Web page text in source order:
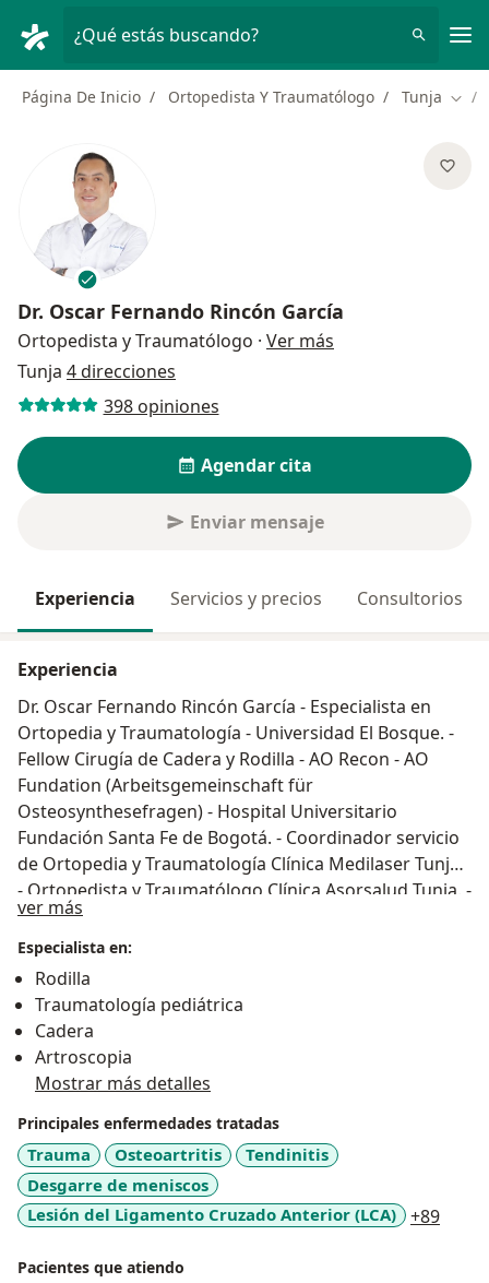
¿Qué estás buscando?
Página De Inicio Ortopedista Y Traumatólogo Tunja
Dr. Oscar Fernando Rincón García
Ortopedista y Traumatólogo · Ver más
Tunja 4 direcciones
398 opiniones
Agendar cita
Enviar mensaje
Experiencia Servicios y precios Consultorios
Experiencia
Dr. Oscar Fernando Rincón García - Especialista en
Ortopedia y Traumatología - Universidad El Bosque. -
Fellow Cirugía de Cadera y Rodilla - AO Recon - AO
Fundation (Arbeitsgemeinschaft für
Osteosynthesefragen) - Hospital Universitario
Fundación Santa Fe de Bogotá. - Coordinador servicio
de Ortopedia y Traumatología Clínica Medilaser Tunja.
- Ortopedista y Traumatólogo Clínica Asorsalud Tunja. -
Ortopedista y Traumatólogo Clinica Cancerológica de
Boyacá. - Ortopedista y Traumatólogo Hospital
Regional de Duitama. - Ortopedista y Traumatólogo
Hospital Metropolitano de Tunja. - Miembro titular
Sociedad Colombiana de Cirugía Ortopédica y
Traumatología. - Miembro de la Sociedad Colombiana
de Cirugía de Cadera y Rodilla. - Miembro de la
Sociedad Colombiana de Artroscópia y Traumatología
Deportiva.
ver más
Especialista en:
Rodilla
Traumatología pediátrica
Cadera
Artroscopia
Mostrar más detalles
Principales enfermedades tratadas
Trauma Osteoartritis
Tendinitis
Desgarre de meniscos
Lesión del Ligamento Cruzado Anterior (LCA)
+89
Pacientes que atiendo